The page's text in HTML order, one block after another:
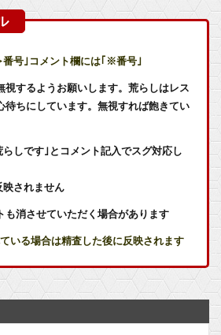
【悲報画像】ブルーロックになんJ民とドッピュン孕ませ男登場www
れてるこいしちゃん可愛いよね
ちゃけ好き？嫌い？
生で1番ハマったゲームを挙げてけ
優」が発見される・・・他
番号｣コメント欄には｢※番号｣
視するようお願いします。荒らしはレス
待ちにしています。無視すれば飽きてい
らしです｣とコメント記入でスグ対応し
されません
も消させていただく場合があります
いる場合は精査した後に反映されます